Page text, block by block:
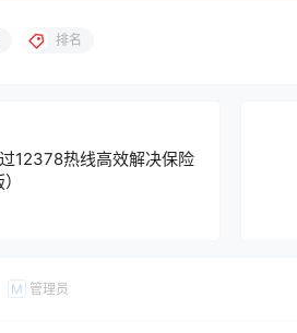
排名
12378热线高效解决保险
M 管理员